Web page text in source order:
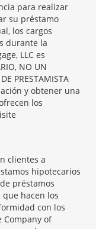
para realizar
su préstamo
los cargos
durante la
LLC es
NO UN
PRESTAMISTA
y obtener una
los
clientes a
hipotecarios
préstamos
hacen los
con los
Company of